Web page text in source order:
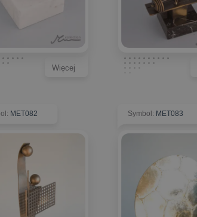
Więcej
: MET082 Symbol : MET083